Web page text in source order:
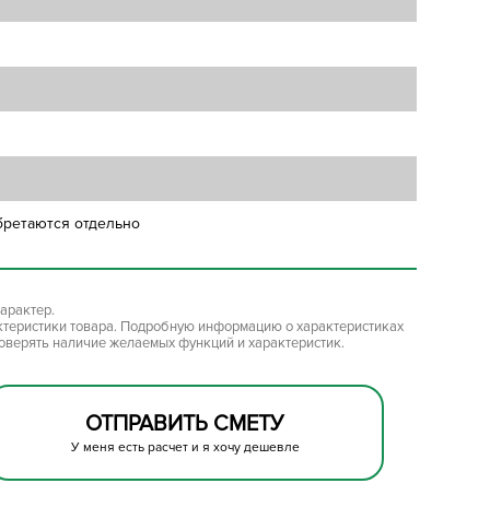
отдельно
товара. Подробную информацию о характеристиках
наличие желаемых функций и характеристик.
ОТПРАВИТЬ СМЕТУ
У меня есть расчет и я хочу дешевле